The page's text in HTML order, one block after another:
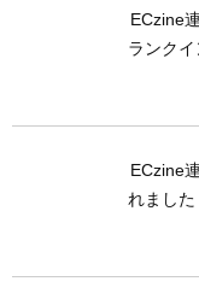
ECzine
ランクイ
ECzine
れました